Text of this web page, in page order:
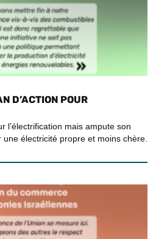
D’ACTION POUR
l’électrification mais ampute son
électricité propre et moins chère.